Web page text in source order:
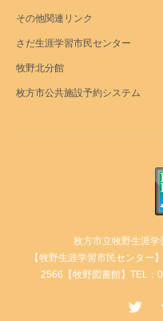
その他関連リンク
さだ生涯学習市民センター
牧野北分館
枚方市公共施設予約システム
枚方市立牧野生涯
【牧野生涯学習市民センタ
2566【牧野図書館】TEL